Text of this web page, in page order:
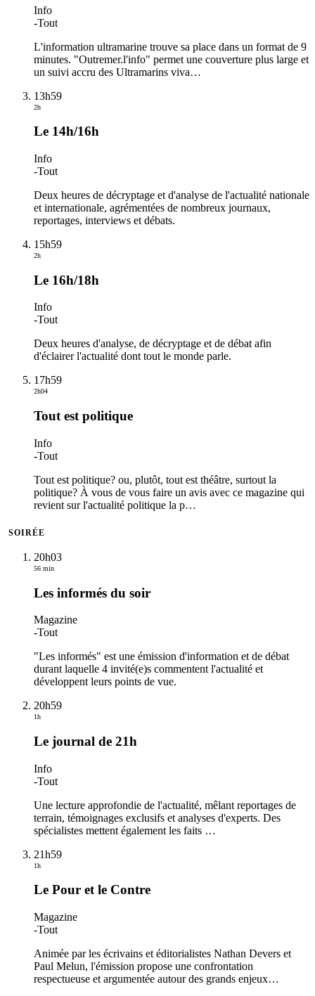
Info
-Tout
L'information ultramarine trouve sa place dans un format de 9
minutes. "Outremer.l'info" permet une couverture plus large et
un suivi accru des Ultramarins viva…
13h59
2h
Le 14h/16h
Info
-Tout
Deux heures de décryptage et d'analyse de l'actualité nationale
et internationale, agrémentées de nombreux journaux,
reportages, interviews et débats.
15h59
2h
Le 16h/18h
Info
-Tout
Deux heures d'analyse, de décryptage et de débat afin
d'éclairer l'actualité dont tout le monde parle.
17h59
2h04
Tout est politique
Info
-Tout
Tout est politique? ou, plutôt, tout est théâtre, surtout la
politique? À vous de vous faire un avis avec ce magazine qui
revient sur l'actualité politique la p…
SOIRÉE
20h03
56 min
Les informés du soir
Magazine
-Tout
"Les informés" est une émission d'information et de débat
durant laquelle 4 invité(e)s commentent l'actualité et
développent leurs points de vue.
20h59
1h
Le journal de 21h
Info
-Tout
Une lecture approfondie de l'actualité, mêlant reportages de
terrain, témoignages exclusifs et analyses d'experts. Des
spécialistes mettent également les faits …
21h59
1h
Le Pour et le Contre
Magazine
-Tout
Animée par les écrivains et éditorialistes Nathan Devers et
Paul Melun, l'émission propose une confrontation
respectueuse et argumentée autour des grands enjeux…